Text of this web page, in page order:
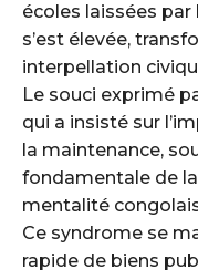
écoles laissées par
s’est élevée,
interpellation
Le souci exprimé
qui a insisté sur
la maintenance,
fondamentale de
mentalité
Ce syndrome se
rapide de biens